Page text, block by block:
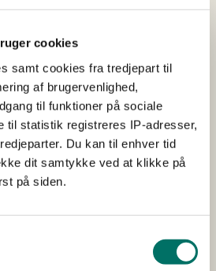
cookies
samt cookies fra tredjepart til
af brugervenlighed,
til funktioner på sociale
til statistik registreres IP-adresser,
Du kan til enhver tid
dit samtykke ved at klikke på
på siden.
af
lime
Demonstration af Miljøteknologi
Miljø Cirkulær økonomi
Afsluttet
Køge
lim tilpasset den danske